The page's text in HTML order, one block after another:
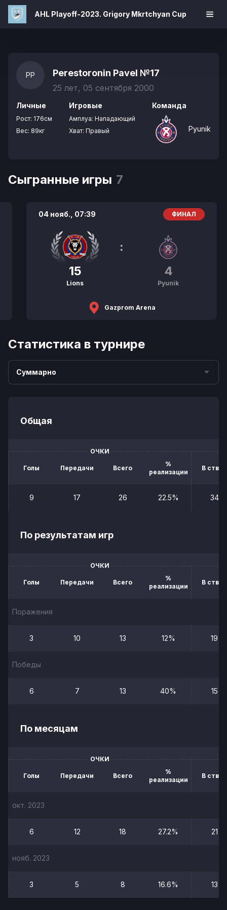
AHL Playoff-2023. Grigory Mkrtchyan Cup
PP Perestoronin Pavel №17
25 лет, 05 сентября 2000
Личные
Рост: 176см
Вес: 89кг
Игровые
Амплуа: Нападающий
Хват: Правый
Команда
Pyunik
Сыгранные игры 7
04 нояб., 07:39 ФИНАЛ
15
Lions
:
4
Pyunik
Gazprom Arena
Статистика в турнире
Суммарно
Общая
ОЧКИ
Голы Передачи Всего
%
реализации
В створ
9 17 26 22.5% 34
По результатам игр
ОЧКИ
Голы Передачи Всего
%
реализации
В створ
Поражения
3 10 13 12% 19
Победы
6 7 13 40% 15
По месяцам
ОЧКИ
Голы Передачи Всего
%
реализации
В створ
окт. 2023
6 12 18 27.2% 21
нояб. 2023
3 5 8 16.6% 13